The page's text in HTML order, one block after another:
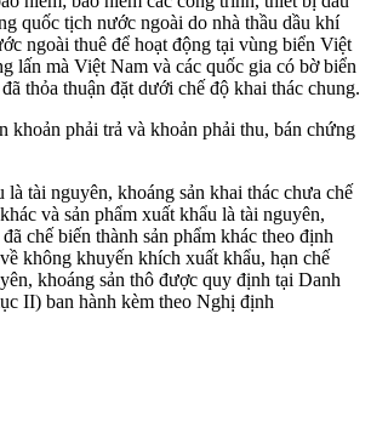
quốc tịch nước ngoài do nhà thầu dầu khí
ngoài thuê để hoạt động tại vùng biển Việt
lấn mà Việt Nam và các quốc gia có bờ biển
thỏa thuận đặt dưới chế độ khai thác chung.
khoản phải trả và khoản phải thu, bán chứng
là tài nguyên, khoáng sản khai thác chưa chế
và sản phẩm xuất khẩu là tài nguyên,
chế biến thành sản phẩm khác theo định
không khuyến khích xuất khẩu, hạn chế
khoáng sản thô được quy định tại Danh
II) ban hành kèm theo Nghị định